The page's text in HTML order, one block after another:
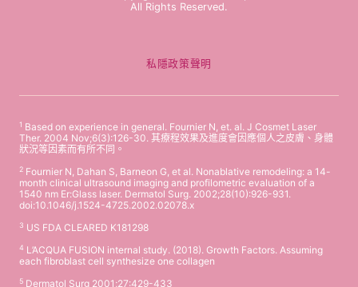
All Rights Reserved.
私隱政策聲明
1 Based on experience in general. Fournier N, et. al. J Cosmet Laser
Ther. 2004 Nov;6(3):126-30. 其療程效果及進度會因應個人之皮膚、身體
狀況等因素而有所不同。
2 Fournier N, Dahan S, Barneon G, et al. Nonablative remodeling: a 14-
month clinical ultrasound imaging and profilometric evaluation of a
1540 nm Er:Glass laser. Dermatol Surg. 2002;28(10):926-931.
doi:10.1046/j.1524-4725.2002.02078.x
3 US FDA CLEARED K181298
4 L’ACQUA FUSION internal study. (2018). Growth Factors. Assuming
each fibroblast cell synthesize one collagen
5 Dermatol Surg 2001;27:429-433